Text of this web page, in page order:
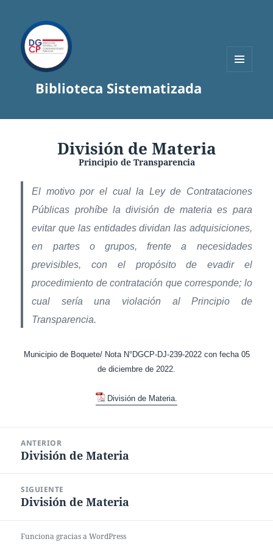
Biblioteca Sistematizada
División de Materia
Principio de Transparencia
El motivo por el cual la Ley de Contrataciones
Públicas prohíbe la división de materia es para
evitar que las entidades dividan las adquisiciones,
en partes o grupos, frente a necesidades
previsibles, con el propósito de evadir el
procedimiento de contratación que corresponde; lo
cual sería una violación al Principio de
Transparencia.
Municipio de Boquete/ Nota N°DGCP-DJ-239-2022 con fecha 05
de diciembre de 2022.
División de Materia.
entradas
ANTERIOR
Entrada
División de Materia
SIGUIENTE
Entrada
División de Materia
Funciona gracias a WordPress